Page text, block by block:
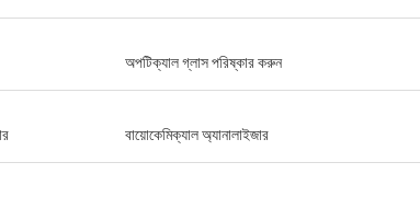
অপটিক্যাল গ্লাস পরিষ্কার করুন
বায়োকেমিক্যাল অ্যানালাইজার